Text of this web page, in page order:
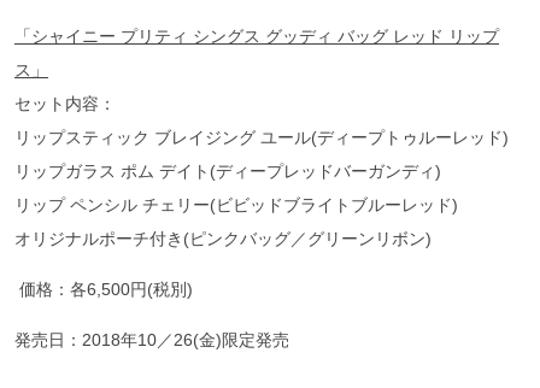
「シャイニー プリティ シングス グッディ バッグ レッド リップ
ス」
セット内容：
リップスティック ブレイジング ユール(ディープトゥルーレッド)
リップガラス ポム デイト(ディープレッドバーガンディ)
リップ ペンシル チェリー(ビビッドブライトブルーレッド)
オリジナルポーチ付き(ピンクバッグ／グリーンリボン)
価格：各6,500円(税別)
発売日：2018年10／26(金)限定発売